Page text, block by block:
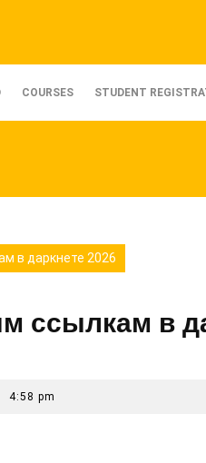
COURSES STUDENT
в даркнете 2026
ссылкам в
4:58 pm